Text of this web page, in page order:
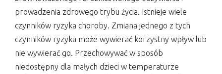
prowadzenia zdrowego trybu życia. Istnieje wiele
czynników ryzyka choroby. Zmiana jednego z tych
czynników ryzyka może wywierać korzystny wpływ lub
nie wywierać go. Przechowywać w sposób
niedostępny dla małych dzieci w temperaturze